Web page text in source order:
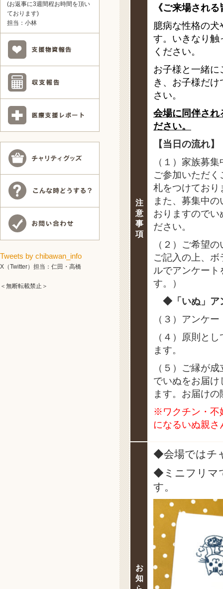
注
意
事
項
《ご来場され
臆病な性格の
す。いきなり触
ください。
お子様と一緒
き、お子様だ
さい。
会場に同伴され
ださい。
【当日の流れ】
（１）家族募
ご参加いただ
札をつけており
また、募集中
おりますので
ださい。
（２）ご希望
ご記入の上、
ルでアンケー
す。）
◆「いぬ」ア
（３）アンケ
（４）原則と
ます。
（５）ご縁が
でいぬをお届
ます。お届け
※ワクチン・不
になるいぬ親
お
知
◆会場ではチ
◆ミニフリマ
す。
(お返事に3週間程お時間を頂い
ております)
担当：小林
Tweets by chibawan_info
X（Twitter）担当：仁田・高橋
＜無断転載禁止＞